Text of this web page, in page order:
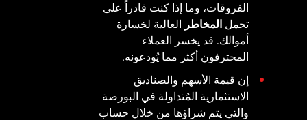
الفروقات، وما إذا كنت قادراً على
تحمل المخاطر العالية لخسارة
أموالك. قد يخسر العملاء
المحترفون أكثر مما يُودعونه.
إن قيمة الأسهم والصناديق
الاستثمارية المُتداولة في البورصة
والتي يتم شراؤها من خلال حساب